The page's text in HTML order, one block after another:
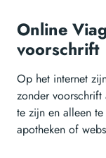
Online
voorschrift
Op het internet
zonder
te zijn en alleen
apotheken of